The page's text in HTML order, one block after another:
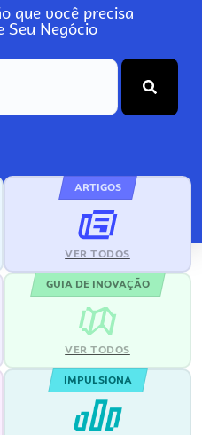
que você precisa
Seu Negócio
ARTIGOS
VER TODOS
GUIA DE INOVAÇÃO
VER TODOS
IMPULSIONA